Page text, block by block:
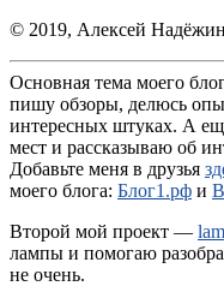
© 2019, Алексей Надёжин
Основная тема моего
пишу обзоры, делюсь
интересных штуках. А
мест и рассказываю об
Добавьте меня в друзья
моего блога: Блог1.рф и
Второй мой проект —
лампы и помогаю
не очень.